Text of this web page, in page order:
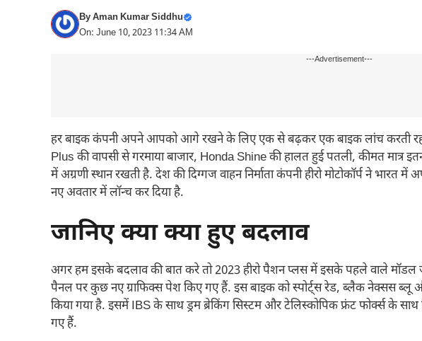
ByAman Kumar Siddhu
On: June 10, 2023 11:34 AM
---Advertisement---
हर बाइक कंपनी अपने आपको आगे रखने के लिए एक से बढ़कर एक बाइक लांच करती
Plus की वापसी से गरमाया बाजार, Honda Shine की हालत हुई पतली, कीमत मात्र
में अग्रणी स्थान रखती है. देश की दिग्गज वाहन निर्माता कंपनी हीरो मोटोकॉर्प ने
नए अवतार में लॉन्च कर दिया है.
जानिए क्या क्या हुए बदलाव
अगर हम इसके बदलाव की बात करे तो 2023 हीरो पैशन प्लस में इसके पहले वाले मॉडल
पैनल पर कुछ नए ग्राफिक्स पेश किए गए हैं. इस बाइक को स्पोर्ट्स रेड, ब्लैक नेक्सस
किया गया है. इसमें IBS के साथ ड्रम ब्रेकिंग सिस्टम और टेलिस्कोपिक फ्रंट फोर्क्स के साथ
गए हैं.